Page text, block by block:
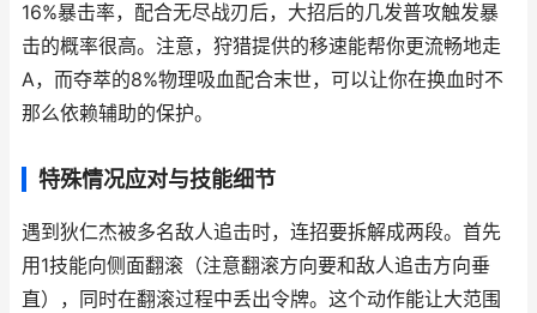
16%暴击率，配合无尽战刃后，大招后的几发普攻触发暴
击的概率很高。注意，狩猎提供的移速能帮你更流畅地走
A，而夺萃的8%物理吸血配合末世，可以让你在换血时不
那么依赖辅助的保护。
特殊情况应对与技能细节
遇到狄仁杰被多名敌人追击时，连招要拆解成两段。首先
用1技能向侧面翻滚（注意翻滚方向要和敌人追击方向垂
直），同时在翻滚过程中丢出令牌。这个动作能让大范围